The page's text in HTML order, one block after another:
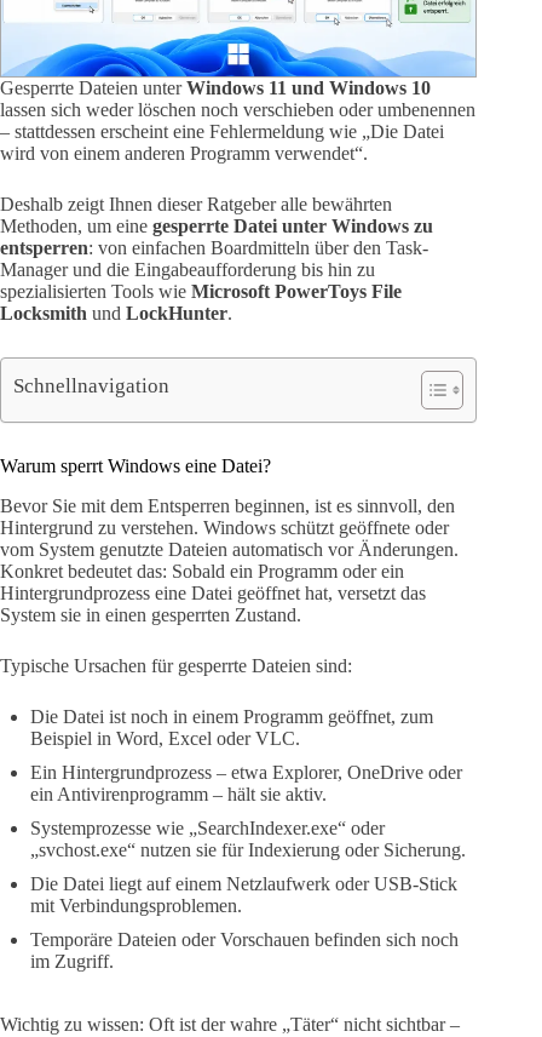
Gesperrte Dateien unterWindows 11 und Windows 10
lassen sich weder löschen noch verschieben oder umbenennen
– stattdessen erscheint eine Fehlermeldung wie „Die Datei
wird von einem anderen Programm verwendet“.
Deshalb zeigt Ihnen dieser Ratgeber alle bewährten
Methoden, um eine gesperrte Datei unter Windows zu
entsperren: von einfachen Boardmitteln über den Task-
Manager und die Eingabeaufforderung bis hin zu
spezialisierten Tools wie Microsoft PowerToys File
Locksmith und LockHunter.
Schnellnavigation
Warum sperrt Windows eine Datei?
Bevor Sie mit dem Entsperren beginnen, ist es sinnvoll, den
Hintergrund zu verstehen. Windows schützt geöffnete oder
vom System genutzte Dateien automatisch vor Änderungen.
Konkret bedeutet das: Sobald ein Programm oder ein
Hintergrundprozess eine Datei geöffnet hat, versetzt das
System sie in einen gesperrten Zustand.
Typische Ursachen für gesperrte Dateien sind:
Die Datei ist noch in einem Programm geöffnet, zum
Beispiel in Word, Excel oder VLC.
Ein Hintergrundprozess – etwa Explorer, OneDrive oder
ein Antivirenprogramm – hält sie aktiv.
Systemprozesse wie „SearchIndexer.exe“ oder
„svchost.exe“ nutzen sie für Indexierung oder Sicherung.
Die Datei liegt auf einem Netzlaufwerk oder USB-Stick
mit Verbindungsproblemen.
Temporäre Dateien oder Vorschauen befinden sich noch
im Zugriff.
Wichtig zu wissen: Oft ist der wahre „Täter“ nicht sichtbar –